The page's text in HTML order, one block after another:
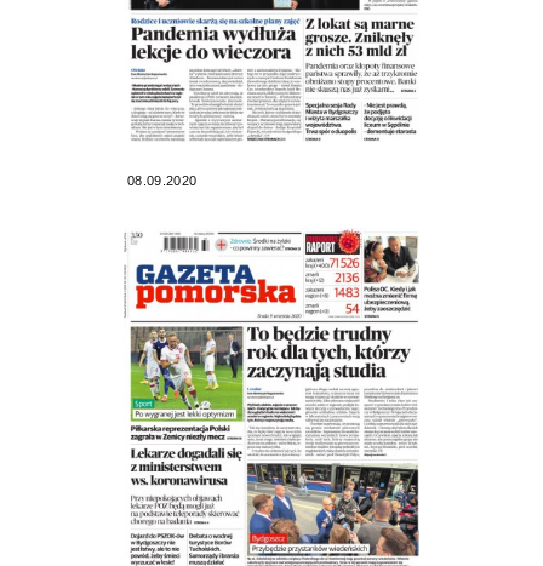
08.09.2020